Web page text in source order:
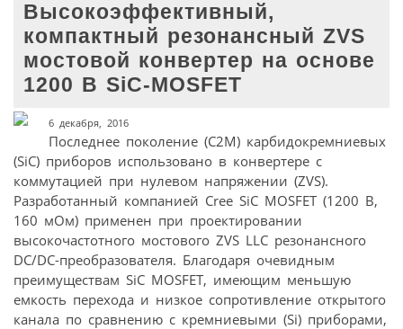
Высокоэффективный,
компактный резонансный ZVS
мостовой конвертер на основе
1200 В SiC-MOSFET
6 декабря, 2016
Последнее поколение (C2M) карбидокремниевых
(SiC) приборов использовано в конвертере с
коммутацией при нулевом напряжении (ZVS).
Разработанный компанией Cree SiC MOSFET (1200 В,
160 мОм) применен при проектировании
высокочастотного мостового ZVS LLC резонансного
DC/DC-преобразователя. Благодаря очевидным
преимуществам SiC MOSFET, имеющим меньшую
емкость перехода и низкое сопротивление открытого
канала по сравнению с кремниевыми (Si) приборами,